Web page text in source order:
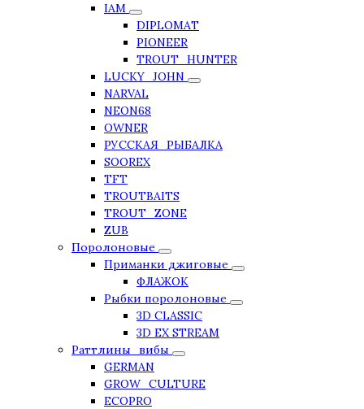
IAM
DIPLOMAT
PIONEER
TROUT_HUNTER
LUCKY_JOHN
NARVAL
NEON68
OWNER
РУССКАЯ_РЫБАЛКА
SOOREX
TFT
TROUTBAITS
TROUT_ZONE
ZUB
Поролоновые
Приманки джиговые
ФЛАЖОК
Рыбки поролоновые
3D CLASSIC
3D EX STREAM
Раттлины_вибы
GERMAN
GROW_CULTURE
ECOPRO